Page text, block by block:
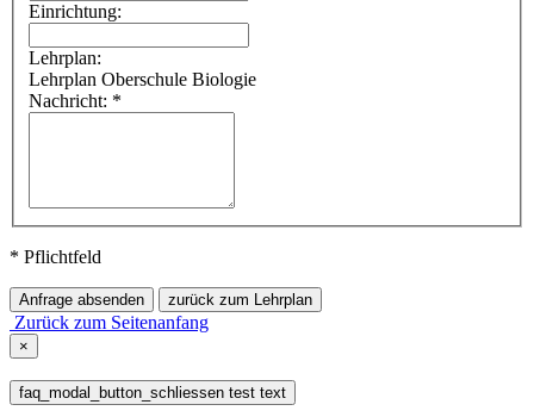
Einrichtung:
Lehrplan:
Lehrplan Oberschule Biologie
Nachricht: *
* Pflichtfeld
Anfrage absenden zurück zum Lehrplan
Zurück zum Seitenanfang
×
faq_modal_button_schliessen test text